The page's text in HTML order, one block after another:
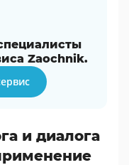
Zaochnik.
и диалога